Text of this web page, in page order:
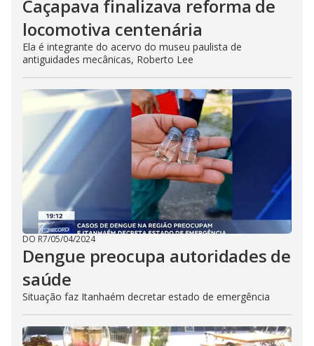
Caçapava finalizava reforma de
locomotiva centenária
Ela é integrante do acervo do museu paulista de
antiguidades mecânicas, Roberto Lee
DO R7/05/04/2024
Dengue preocupa autoridades de
saúde
Situação faz Itanhaém decretar estado de emergência